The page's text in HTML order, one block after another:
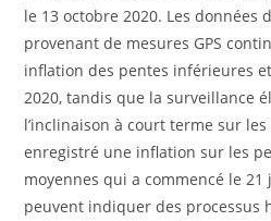
le 13 octobre 2020. Les données
provenant de mesures GPS
inflation des pentes inférieures
2020, tandis que la surveillance
l’inclinaison à court terme sur
enregistré une inflation sur les
moyennes qui a commencé le
peuvent indiquer des processus